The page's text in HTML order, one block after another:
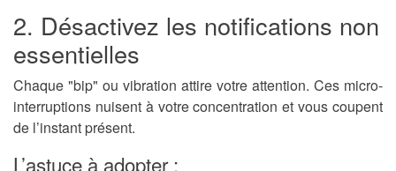
2. Désactivez les notifications non
essentielles
Chaque "bip" ou vibration attire votre attention. Ces micro-
interruptions nuisent à votre concentration et vous coupent
de l’instant présent.
L’astuce à adopter :